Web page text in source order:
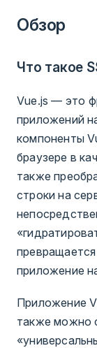
Обзор
Что такое
Vue.js — это
приложений
компоненты
браузере в
также
строки на
приложение
Приложение
также можно